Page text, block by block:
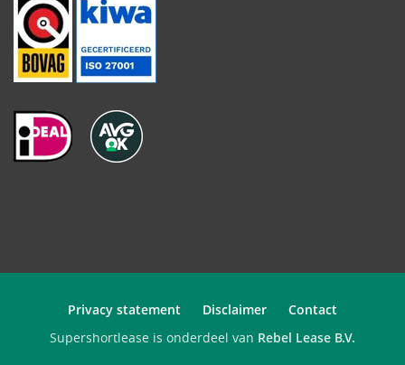
Privacy statement Disclaimer
Contact
Supershortlease is onderdeel van Rebel Lease B.V.